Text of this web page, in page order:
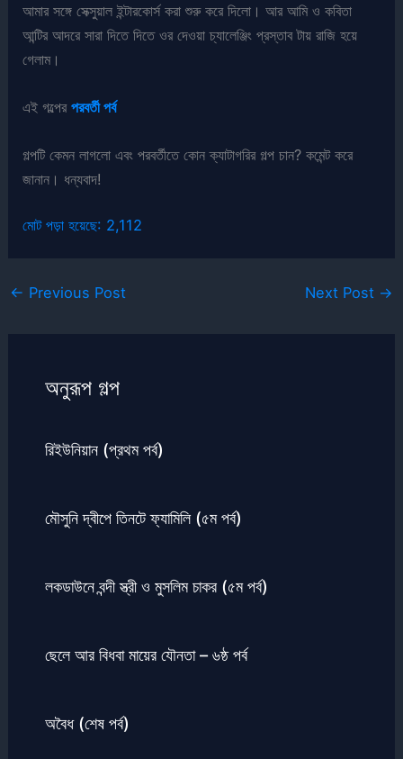
আমার সঙ্গে সেক্সুয়াল ইন্টারকোর্স করা শুরু করে দিলো। আর আমি ও কবিতা
আন্টির আদরে সারা দিতে দিতে ওর দেওয়া চ্যালেঞ্জিং প্রস্তাব টায় রাজি হয়ে
গেলাম।
এই গল্পেরপরবর্তী পর্ব
গল্পটি কেমন লাগলো এবং পরবর্তীতে কোন ক্যাটাগরির গল্প চান? কমেন্ট করে
জানান। ধন্যবাদ!
মোট পড়া হয়েছে: 2,112
← Previous Post Next Post →
অনুরূপ গল্প
রিইউনিয়ান (প্রথম পর্ব)
মৌসুনি দ্বীপে তিনটে ফ্যামিলি (৫ম পর্ব)
লকডাউনে বন্দী স্ত্রী ও মুসলিম চাকর (৫ম পর্ব)
ছেলে আর বিধবা মায়ের যৌনতা – ৬ষ্ঠ পর্ব
অবৈধ (শেষ পর্ব)